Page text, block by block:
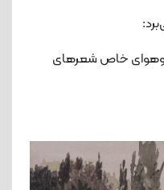
خاص شعرهای